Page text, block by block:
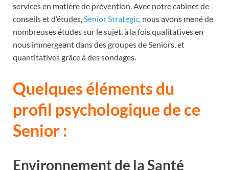
services en matière de prévention. Avec notre cabinet de
conseils et d’études, Senior Strategic , nous avons mené de
nombreuses études sur le sujet, à la fois qualitatives en
nous immergeant dans des groupes de Seniors, et
quantitatives grâce à des sondages.
Quelques éléments du
profil psychologique de ce
Senior :
Environnement de la Santé